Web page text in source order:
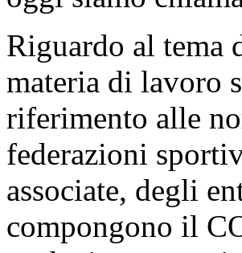
Sono cinque le
oggi siamo
Riguardo al tema
materia di lavoro
riferimento alle
federazioni